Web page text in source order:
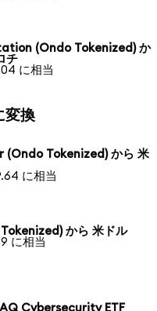
(Ondo Tokenized) か
チ
に相当
変換
(Ondo Tokenized) から 米
に相当
から 米ドル
に相当
Cybersecurity ETF